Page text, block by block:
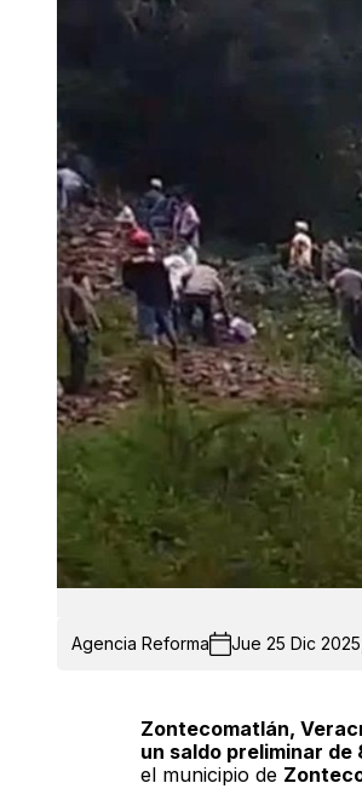
Agencia Reforma Jue 25 Dic
Zontecomatlán,
un saldo preliminar de
el municipio de